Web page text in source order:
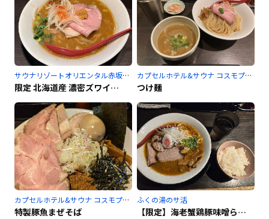
サウナリゾートオリエンタル赤坂のサ活
限定 北海道産 濃密ズワイ蟹出汁味噌中華蕎麦
カプセルホテル&サウナ コスモプラザ赤羽のサ活
つけ麺
カプセルホテル&サウナ コスモプラザ赤羽のサ活
特製豚魚まぜそば
ふくの湯のサ活
【限定】海老蟹鶏豚味噌らぁめん(中盛)+半ライス